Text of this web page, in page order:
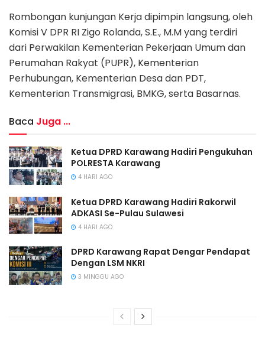
Rombongan kunjungan Kerja dipimpin langsung, oleh
Komisi V DPR RI Zigo Rolanda, S.E., M.M yang terdiri
dari Perwakilan Kementerian Pekerjaan Umum dan
Perumahan Rakyat (PUPR), Kementerian
Perhubungan, Kementerian Desa dan PDT,
Kementerian Transmigrasi, BMKG, serta Basarnas.
Baca Juga ...
Ketua DPRD Karawang Hadiri Pengukuhan
POLRESTA Karawang
4 HARI AGO
Ketua DPRD Karawang Hadiri Rakorwil
ADKASI Se-Pulau Sulawesi
4 HARI AGO
DPRD Karawang Rapat Dengar Pendapat
Dengan LSM NKRI
3 MINGGU AGO